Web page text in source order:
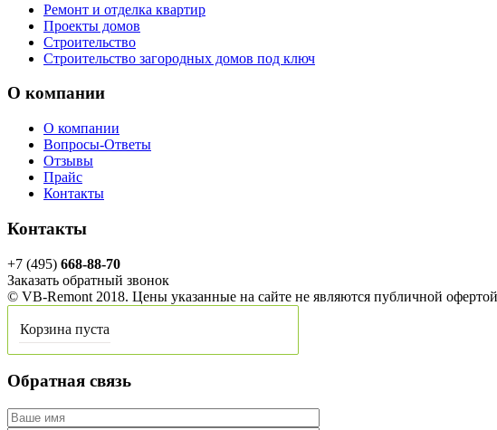
Ремонт и отделка квартир
Проекты домов
Строительство
Строительство загородных домов под ключ
О компании
О компании
Вопросы-Ответы
Отзывы
Прайс
Контакты
Контакты
+7 (495) 668-88-70
Заказать обратный звонок
© VB-Remont 2018. Цены указанные на сайте не являются публичной офертой
Корзина пуста
Обратная связь